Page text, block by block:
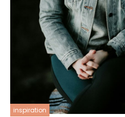
inspiration